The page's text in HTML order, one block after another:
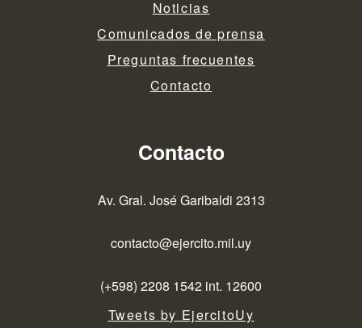
Noticias
Comunicados de prensa
Preguntas frecuentes
Contacto
Contacto
Av. Gral. José Garibaldi 2313
contacto@ejercito.mil.uy
(+598) 2208 1542 int. 12600
Tweets by EjercitoUy